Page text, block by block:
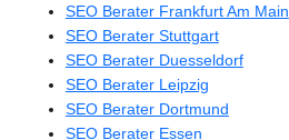
SEO Berater Frankfurt Am Main
SEO Berater Stuttgart
SEO Berater Duesseldorf
SEO Berater Leipzig
SEO Berater Dortmund
SEO Berater Essen